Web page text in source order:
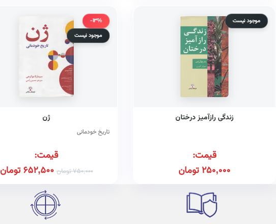
موجود نیست
زندگی رازآمیز درختان
قیمت:
250,000تومان
-13%
موجود نیست
ژن
تاریخ خودمانی
قیمت:
750,000تومان 652,500 تومان